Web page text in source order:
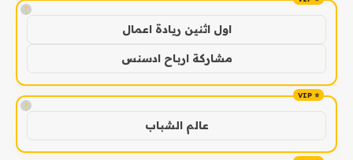
!
اول اثنين ريادة اعمال
مشاركة ارباح ادسنس
!
عالم الشباب